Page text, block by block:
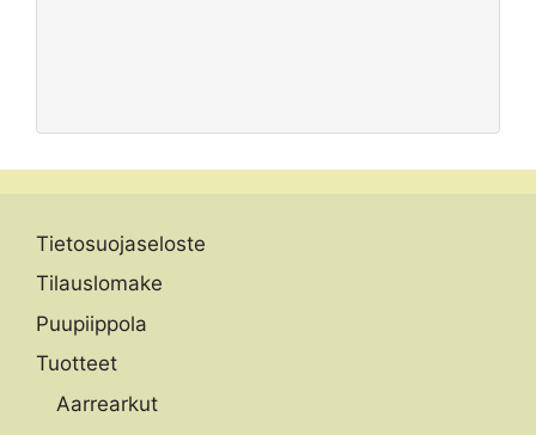
Tietosuojaseloste
Tilauslomake
Puupiippola
Tuotteet
Aarrearkut